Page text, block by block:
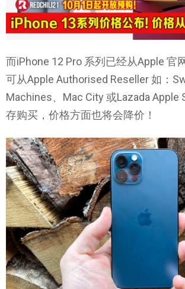
而iPhone 12 Pro 系列已经从Apple 官
可从Apple Authorised Reseller 如：
Machines、Mac City 或Lazada Apple
存购买，价格方面也将会降价！